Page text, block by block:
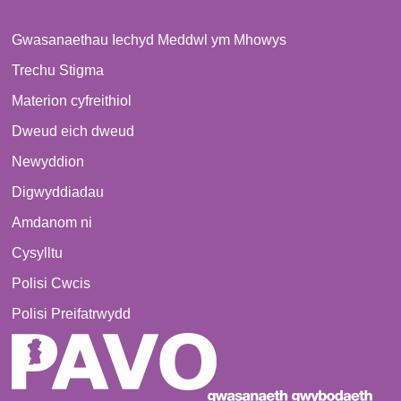
Gwasanaethau Iechyd Meddwl ym Mhowys
Trechu Stigma
Materion cyfreithiol
Dweud eich dweud
Newyddion
Digwyddiadau
Amdanom ni
Cysylltu
Polisi Cwcis
Polisi Preifatrwydd